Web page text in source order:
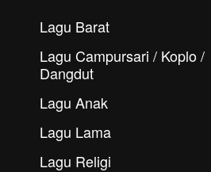
Lagu Barat
Lagu Campursari / Koplo /
Dangdut
Lagu Anak
Lagu Lama
Lagu Religi